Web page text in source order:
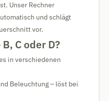
Unser Rechner
und schlägt
vor.
C oder D?
in verschiedenen
Beleuchtung – löst bei